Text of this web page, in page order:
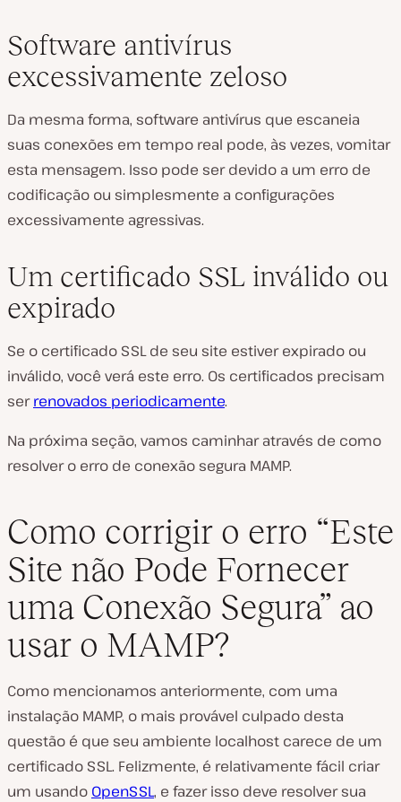
Software antivírus
excessivamente zeloso
Da mesma forma, software antivírus que escaneia
suas conexões em tempo real pode, às vezes, vomitar
esta mensagem. Isso pode ser devido a um erro de
codificação ou simplesmente a configurações
excessivamente agressivas.
Um certificado SSL inválido ou
expirado
Se o certificado SSL de seu site estiver expirado ou
inválido, você verá este erro. Os certificados precisam
serrenovados periodicamente.
Na próxima seção, vamos caminhar através de como
resolver o erro de conexão segura MAMP.
Como corrigir o erro “Este
Site não Pode Fornecer
uma Conexão Segura” ao
usar o MAMP?
Como mencionamos anteriormente, com uma
instalação MAMP, o mais provável culpado desta
questão é que seu ambiente localhost carece de um
certificado SSL. Felizmente, é relativamente fácil criar
um usando OpenSSL, e fazer isso deve resolver sua